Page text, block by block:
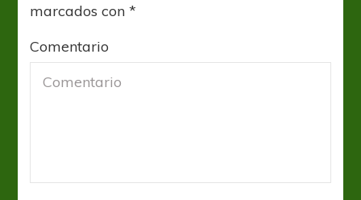
marcados con*
Comentario